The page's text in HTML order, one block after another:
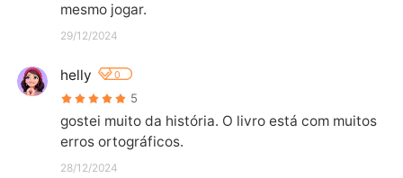
mesmo jogar.
29/12/2024
helly 0
5
gostei muito da história. O livro está com muitos
erros ortográficos.
28/12/2024